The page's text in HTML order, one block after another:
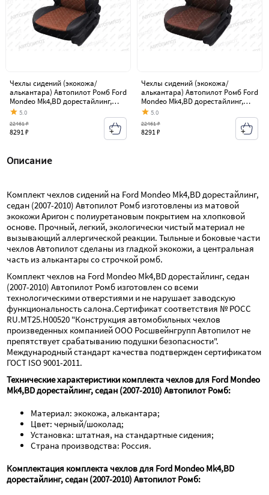
Чехлы сидений (экокожа/
алькантара) Автопилот Ромб Ford
Mondeo Mk4,BD дорестайлинг,
седан (2007-2010)
5.0
8291 ₽
22461 ₽
Чехлы сидений (экокожа/
алькантара) Автопилот Ромб Ford
Mondeo Mk4,BD дорестайлинг,
седан (2007-2010)
5.0
8291 ₽
22461 ₽
Описание
Комплект чехлов сидений на Ford Mondeo Mk4,BD дорестайлинг,
седан (2007-2010) Автопилот Ромб изготовлены из матовой
экокожи Аригон с полиуретановым покрытием на хлопковой
основе. Прочный, легкий, экологически чистый материал не
вызывающий аллергической реакции. Тыльные и боковые части
чехлов Автопилот сделаны из гладкой экокожи, а центральная
часть из алькантары со строчкой ромб.
Комплект чехлов на Ford Mondeo Mk4,BD дорестайлинг, седан
(2007-2010) Автопилот Ромб изготовлен со всеми
технологическими отверстиями и не нарушает заводскую
функциональность салона.Сертификат соответствия № РОСС
RU.МТ25.Н00520 "Конструкция автомобильных чехлов
произведенных компанией ООО Росшвейнгрупп Автопилот не
препятствует срабатыванию подушки безопасности".
Международный стандарт качества подтвержден сертификатом
ГОСТ ISO 9001-2011.
Технические характеристики комплекта чехлов для Ford Mondeo
Mk4,BD дорестайлинг, седан (2007-2010) Автопилот Ромб:
Материал: экокожа, алькантара;
Цвет: черный/шоколад;
Установка: штатная, на стандартные сидения;
Страна производства: Россия.
Комплектация комплекта чехлов для Ford Mondeo Mk4,BD
дорестайлинг, седан (2007-2010) Автопилот Ромб: